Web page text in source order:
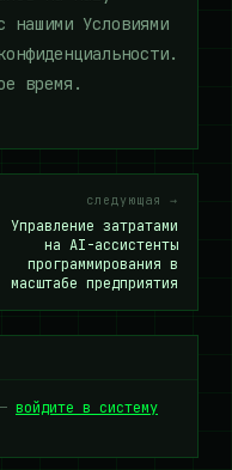
нашими Условиями
время.
следующая →
Управление затратами
на AI-ассистенты
программирования в
масштабе предприятия
войдите в систему